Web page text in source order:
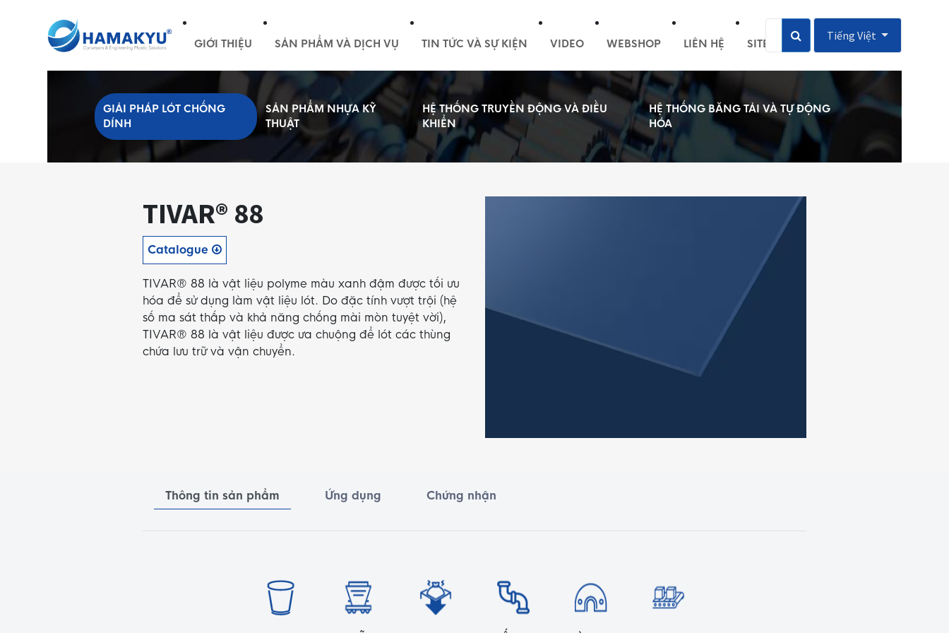
GIỚI THIỆU SẢN PHẨM VÀ DỊCH VỤ TIN TỨC VÀ SỰ KIỆN VIDEO WEBSHOP LIÊN HỆ SITEMAP
Tiếng Việt
GIẢI PHÁP LÓT CHỐNG
DÍNH
SẢN PHẨM NHỰA KỸ
THUẬT
HỆ THỐNG TRUYỀN ĐỘNG VÀ ĐIỀU
KHIỂN
HỆ THỐNG BĂNG TẢI VÀ TỰ ĐỘNG
HÓA
TIVAR® 88
Catalogue
TIVAR® 88 là vật liệu polyme màu xanh đậm được tối ưu
hóa để sử dụng làm vật liệu lót. Do đặc tính vượt trội (hệ
số ma sát thấp và khả năng chống mài mòn tuyệt vời),
TIVAR® 88 là vật liệu được ưa chuộng để lót các thùng
chứa lưu trữ và vận chuyển.
Thông tin sản phẩm Ứng dụng Chứng nhận